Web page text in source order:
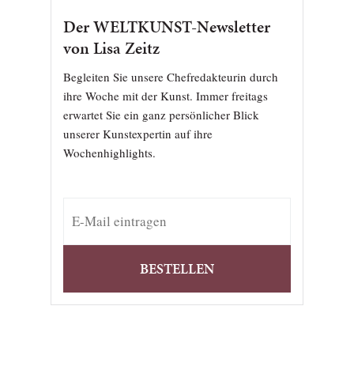
Der WELTKUNST-Newsletter
von Lisa Zeitz
Begleiten Sie unsere Chefredakteurin durch
ihre Woche mit der Kunst. Immer freitags
erwartet Sie ein ganz persönlicher Blick
unserer Kunstexpertin auf ihre
Wochenhighlights.
BESTELLEN